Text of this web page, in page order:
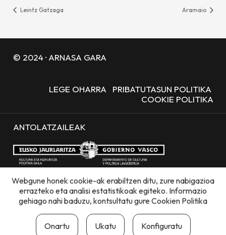
Leintz Gatzaga Aramaio
© 2024 · ARNASA GARA
LEGE OHARRA
PRIBATUTASUN POLITIKA
COOKIE POLITIKA
ANTOLATZAILEAK
Webgune honek cookie-ak erabiltzen ditu, zure nabigazioa
errazteko eta analisi estatistikoak egiteko. Informazio
gehiago nahi baduzu, kontsultatu gureCookien Politika
Onartu Ukatu Konfiguratu